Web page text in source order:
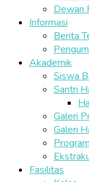
Dewan
Informasi
Berita
Akademik
Siswa
Santri
Galeri
Galeri
Fasilitas